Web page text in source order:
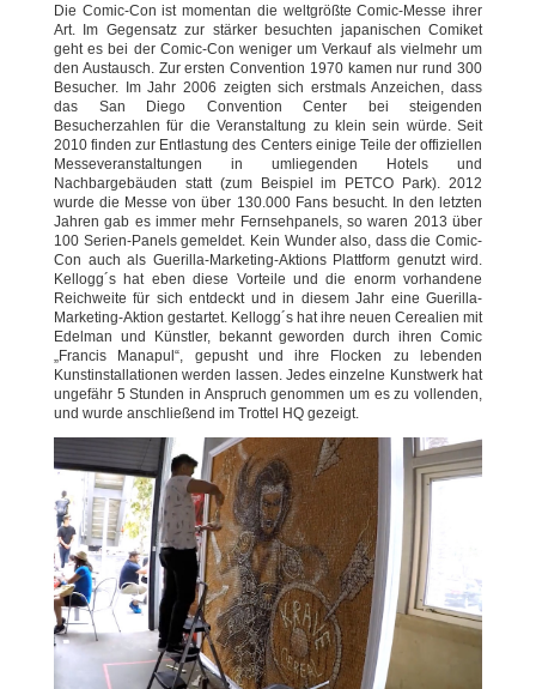
Die Comic-Con ist momentan die weltgrößte Comic-Messe ihrer
Art. Im Gegensatz zur stärker besuchten japanischen Comiket
geht es bei der Comic-Con weniger um Verkauf als vielmehr um
den Austausch. Zur ersten Convention 1970 kamen nur rund 300
Besucher. Im Jahr 2006 zeigten sich erstmals Anzeichen, dass
das San Diego Convention Center bei steigenden
Besucherzahlen für die Veranstaltung zu klein sein würde. Seit
2010 finden zur Entlastung des Centers einige Teile der offiziellen
Messeveranstaltungen in umliegenden Hotels und
Nachbargebäuden statt (zum Beispiel im PETCO Park). 2012
wurde die Messe von über 130.000 Fans besucht. In den letzten
Jahren gab es immer mehr Fernsehpanels, so waren 2013 über
100 Serien-Panels gemeldet. Kein Wunder also, dass die Comic-
Con auch als Guerilla-Marketing-Aktions Plattform genutzt wird.
Kellogg´s hat eben diese Vorteile und die enorm vorhandene
Reichweite für sich entdeckt und in diesem Jahr eine Guerilla-
Marketing-Aktion gestartet. Kellogg´s hat ihre neuen Cerealien mit
Edelman und Künstler, bekannt geworden durch ihren Comic
„Francis Manapul“, gepusht und ihre Flocken zu lebenden
Kunstinstallationen werden lassen. Jedes einzelne Kunstwerk hat
ungefähr 5 Stunden in Anspruch genommen um es zu vollenden,
und wurde anschließend im Trottel HQ gezeigt.